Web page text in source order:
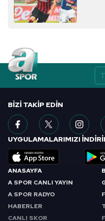
sınırlı olarak açık rızanız
için Ayarlar butonuna
Metnimiziziyaret
6698 sayılı Kişisel
hazırlanmış Aydınlatma
almak için lütfen
tıklayınız .
ANASAYFA
A SPOR CANLI YAYIN
A SPOR RADYO
HABERLER
CANLI SKOR
BIZI TAKIP EDIN
UYGULAMALARIMIZI